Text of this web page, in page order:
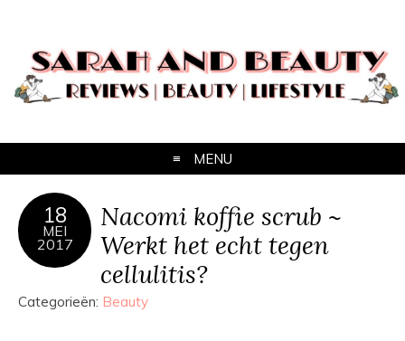
MENU
18
MEI
2017
Nacomi koffie scrub ~
Werkt het echt tegen
cellulitis?
Categorieën: Beauty